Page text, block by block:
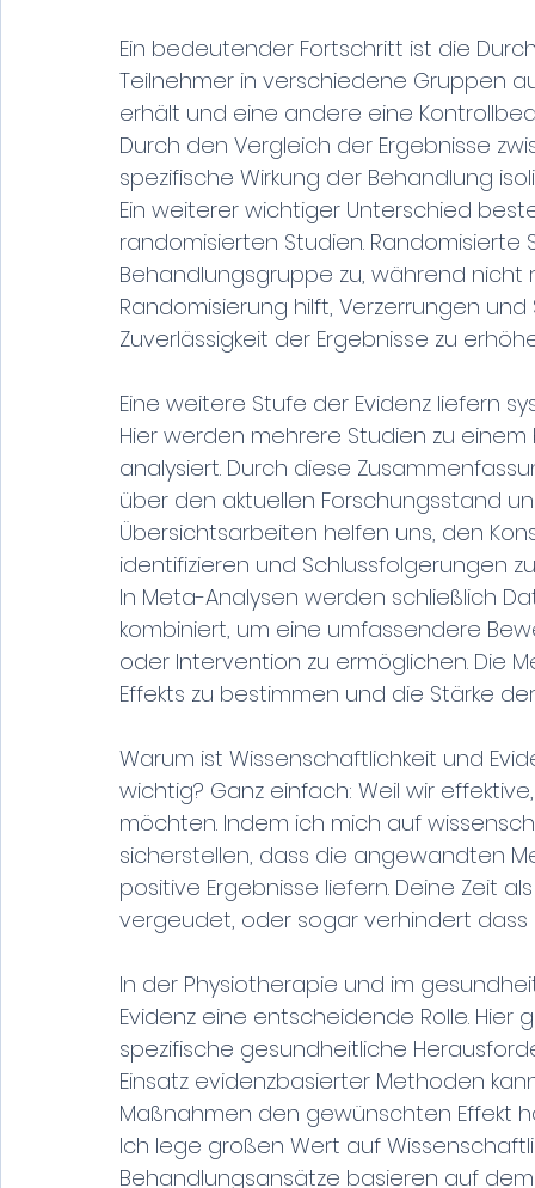
Ein bedeutender Fortschritt ist die
Teilnehmer in verschiedene Gruppen
erhält und eine andere eine
Durch den Vergleich der Ergebnisse
spezifische Wirkung der Behandlung
Ein weiterer wichtiger Unterschied
randomisierten Studien.
Behandlungsgruppe zu, während
Randomisierung hilft, Verzerrungen
Zuverlässigkeit der Ergebnisse zu
Eine weitere Stufe der Evidenz liefern
Hier werden mehrere Studien zu
analysiert. Durch diese
über den aktuellen Forschungsstand
Übersichtsarbeiten helfen uns, den
identifizieren und Schlussfolgerungen
In Meta-Analysen werden schließlich
kombiniert, um eine umfassendere
oder Intervention zu ermöglichen. Die
Effekts zu bestimmen und die Stärke
Warum ist Wissenschaftlichkeit und
wichtig? Ganz einfach: Weil wir
möchten. Indem ich mich auf
sicherstellen, dass die angewandten
positive Ergebnisse liefern. Deine Zeit
vergeudet, oder sogar verhindert dass
In der Physiotherapie und im
Evidenz eine entscheidende Rolle.
spezifische gesundheitliche
Einsatz evidenzbasierter Methoden
Maßnahmen den gewünschten Effekt
Ich lege großen Wert auf
Behandlungsansätze basieren auf